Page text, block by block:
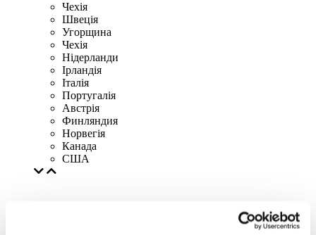
Чехія
Швецiя
Угорщина
Чехія
Нідерланди
Iрландія
Iталiя
Португалія
Австрія
Финляндия
Норвегія
Канада
США